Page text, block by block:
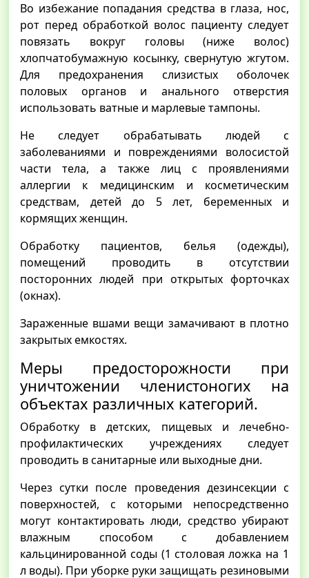
Во избежание попадания средства в глаза, нос,
рот перед обработкой волос пациенту следует
повязать вокруг головы (ниже волос)
хлопчатобумажную косынку, свернутую жгутом.
Для предохранения слизистых оболочек
половых органов и анального отверстия
использовать ватные и марлевые тампоны.
Не следует обрабатывать людей с
заболеваниями и повреждениями волосистой
части тела, а также лиц с проявлениями
аллергии к медицинским и косметическим
средствам, детей до 5 лет, беременных и
кормящих женщин.
Обработку пациентов, белья (одежды),
помещений проводить в отсутствии
посторонних людей при открытых форточках
(окнах).
Зараженные вшами вещи замачивают в плотно
закрытых емкостях.
Меры предосторожности при
уничтожении членистоногих на
объектах различных категорий.
Обработку в детских, пищевых и лечебно-
профилактических учреждениях следует
проводить в санитарные или выходные дни.
Через сутки после проведения дезинсекции с
поверхностей, с которыми непосредственно
могут контактировать люди, средство убирают
влажным способом с добавлением
кальцинированной соды (1 столовая ложка на 1
л воды). При уборке руки защищать резиновыми